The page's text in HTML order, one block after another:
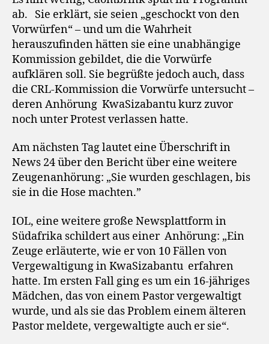
ab. Sie erklärt, sie seien „geschockt von den
Vorwürfen“ – und um die Wahrheit
herauszufinden hätten sie eine unabhängige
Kommission gebildet, die die Vorwürfe
aufklären soll. Sie begrüßte jedoch auch, dass
die CRL-Kommission die Vorwürfe untersucht –
deren Anhörung KwaSizabantu kurz zuvor
noch unter Protest verlassen hatte.
Am nächsten Tag lautet eine Überschrift in
News 24 über den Bericht über eine weitere
Zeugenanhörung: „Sie wurden geschlagen, bis
sie in die Hose machten.”
IOL, eine weitere große Newsplattform in
Südafrika schildert aus einer Anhörung: „Ein
Zeuge erläuterte, wie er von 10 Fällen von
Vergewaltigung in KwaSizabantu erfahren
hatte. Im ersten Fall ging es um ein 16-jähriges
Mädchen, das von einem Pastor vergewaltigt
wurde, und als sie das Problem einem älteren
Pastor meldete, vergewaltigte auch er sie“.